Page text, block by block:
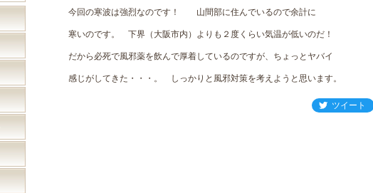
今回の寒波は強烈なのです！ 山間部に住んでいるので余計に
寒いのです。 下界（大阪市内）よりも２度くらい気温が低いのだ！
だから必死で風邪薬を飲んで厚着しているのですが、ちょっとヤバイ
感じがしてきた・・・。 しっかりと風邪対策を考えようと思います。
ツイート